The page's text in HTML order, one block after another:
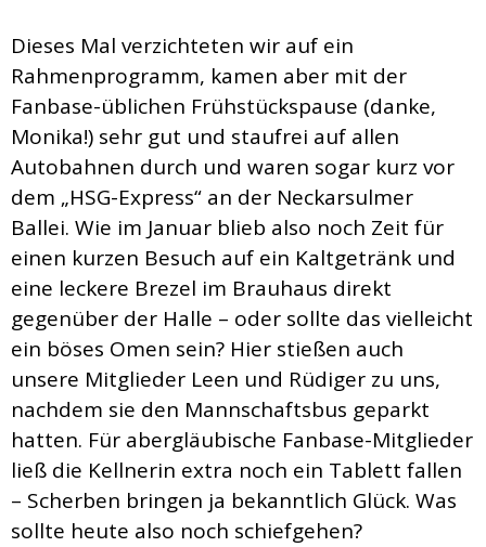
Dieses Mal verzichteten wir auf ein
Rahmenprogramm, kamen aber mit der
Fanbase-üblichen Frühstückspause (danke,
Monika!) sehr gut und staufrei auf allen
Autobahnen durch und waren sogar kurz vor
dem „HSG-Express“ an der Neckarsulmer
Ballei. Wie im Januar blieb also noch Zeit für
einen kurzen Besuch auf ein Kaltgetränk und
eine leckere Brezel im Brauhaus direkt
gegenüber der Halle – oder sollte das vielleicht
ein böses Omen sein? Hier stießen auch
unsere Mitglieder Leen und Rüdiger zu uns,
nachdem sie den Mannschaftsbus geparkt
hatten. Für abergläubische Fanbase-Mitglieder
ließ die Kellnerin extra noch ein Tablett fallen
– Scherben bringen ja bekanntlich Glück. Was
sollte heute also noch schiefgehen?